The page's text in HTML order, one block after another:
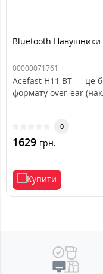
Bluetooth Навушники
00000071761
Acefast H11 BT — це
формату over-ear
0
1629 грн.